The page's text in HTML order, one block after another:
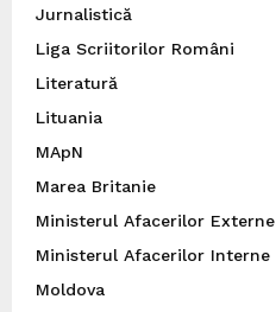
Jurnalistică
Liga Scriitorilor Români
Literatură
Lituania
MApN
Marea Britanie
Ministerul Afacerilor Externe
Ministerul Afacerilor Interne
Moldova